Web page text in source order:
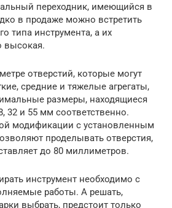
переходник, имеющийся в
в продаже можно встретить
типа инструмента, а их
высокая.
отверстий, которые могут
средние и тяжелые агрегаты,
размеры, находящиеся
32 и 55 мм соответственно.
модификации с установленным
проделывать отверстия,
до 80 миллиметров.
инструмент необходимо с
работы. А решать,
выбрать, предстоит только